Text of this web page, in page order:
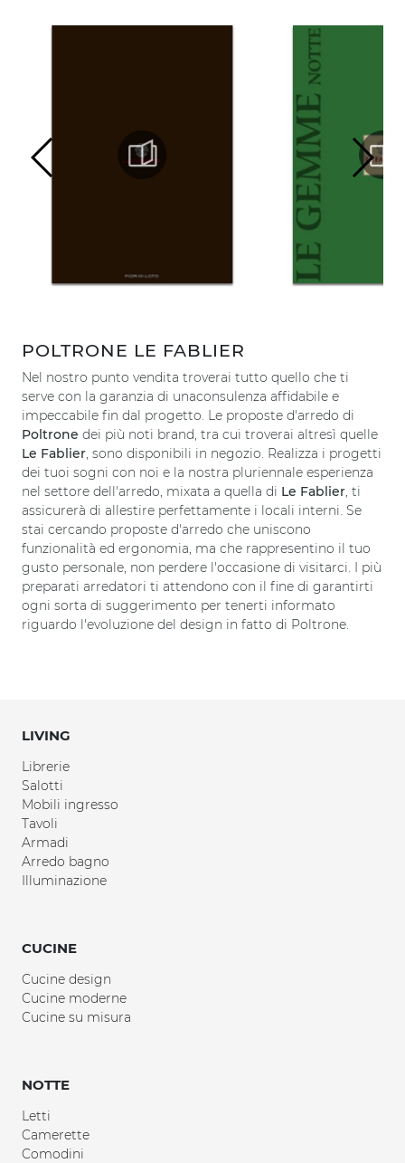
POLTRONE LE FABLIER
Nel nostro punto vendita troverai tutto quello che ti
serve con la garanzia di unaconsulenza affidabile e
impeccabile fin dal progetto. Le proposte d'arredo di
Poltrone dei più noti brand, tra cui troverai altresì quelle
Le Fablier , sono disponibili in negozio. Realizza i progetti
dei tuoi sogni con noi e la nostra pluriennale esperienza
nel settore dell'arredo, mixata a quella di Le Fablier , ti
assicurerà di allestire perfettamente i locali interni. Se
stai cercando proposte d'arredo che uniscono
funzionalità ed ergonomia, ma che rappresentino il tuo
gusto personale, non perdere l'occasione di visitarci. I più
preparati arredatori ti attendono con il fine di garantirti
ogni sorta di suggerimento per tenerti informato
riguardo l'evoluzione del design in fatto di Poltrone.
LIVING
Librerie
Salotti
Mobili ingresso
Tavoli
Armadi
Arredo bagno
Illuminazione
CUCINE
Cucine design
Cucine moderne
Cucine su misura
NOTTE
Letti
Camerette
Comodini